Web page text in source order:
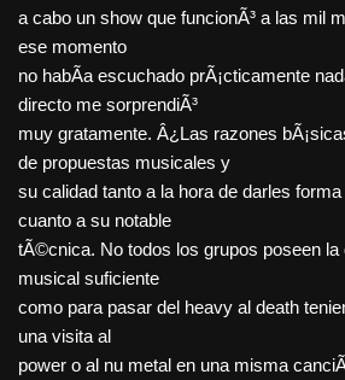
a cabo un show que funcionÃ³ a las mil
ese momento
no habÃ­a escuchado prÃ¡cticamente
directo me sorprendiÃ³
muy gratamente. Â¿Las razones
de propuestas musicales y
su calidad tanto a la hora de darles
cuanto a su notable
tÃ©cnica. No todos los grupos poseen la
musical suficiente
como para pasar del heavy al death
una visita al
power o al nu metal en una misma